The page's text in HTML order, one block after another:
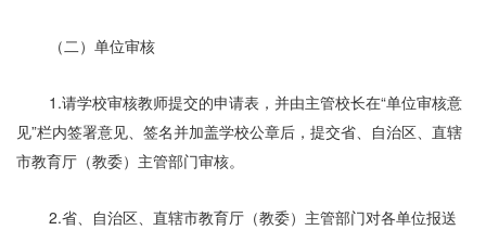
（二）单位审核
1.请学校审核教师提交的申请表，并由主管校长在“单位审核意
见”栏内签署意见、签名并加盖学校公章后，提交省、自治区、直辖
市教育厅（教委）主管部门审核。
2.省、自治区、直辖市教育厅（教委）主管部门对各单位报送